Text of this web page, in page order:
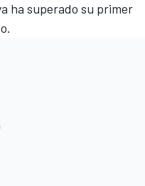
ha superado su primer